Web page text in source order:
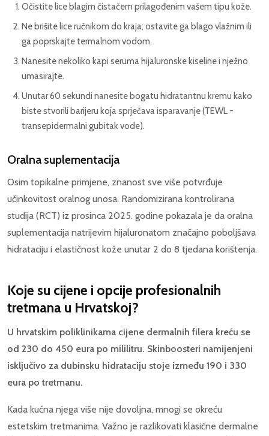
Očistite lice blagim čistačem prilagođenim vašem tipu kože.
Ne brišite lice ručnikom do kraja; ostavite ga blago vlažnim ili
ga poprskajte termalnom vodom.
Nanesite nekoliko kapi seruma hijaluronske kiseline i nježno
umasirajte.
Unutar 60 sekundi nanesite bogatu hidratantnu kremu kako
biste stvorili barijeru koja sprječava isparavanje (TEWL -
transepidermalni gubitak vode).
Oralna suplementacija
Osim topikalne primjene, znanost sve više potvrđuje
učinkovitost oralnog unosa. Randomizirana kontrolirana
studija (RCT) iz prosinca 2025. godine pokazala je da oralna
suplementacija natrijevim hijaluronatom značajno poboljšava
hidrataciju i elastičnost kože unutar 2 do 8 tjedana korištenja.
Koje su cijene i opcije profesionalnih
tretmana u Hrvatskoj?
U hrvatskim poliklinikama cijene dermalnih filera kreću se
od 230 do 450 eura po mililitru. Skinboosteri namijenjeni
isključivo za dubinsku hidrataciju stoje između 190 i 330
eura po tretmanu.
Kada kućna njega više nije dovoljna, mnogi se okreću
estetskim tretmanima. Važno je razlikovati klasične dermalne